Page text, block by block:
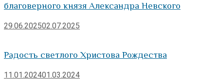
благоверного князя Александра Невского
29.06.202502.07.2025
Радость светлого Христова Рождества
11.01.202401.03.2024